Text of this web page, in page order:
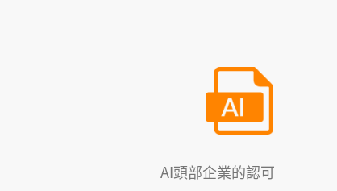
AI頭部企業的認可